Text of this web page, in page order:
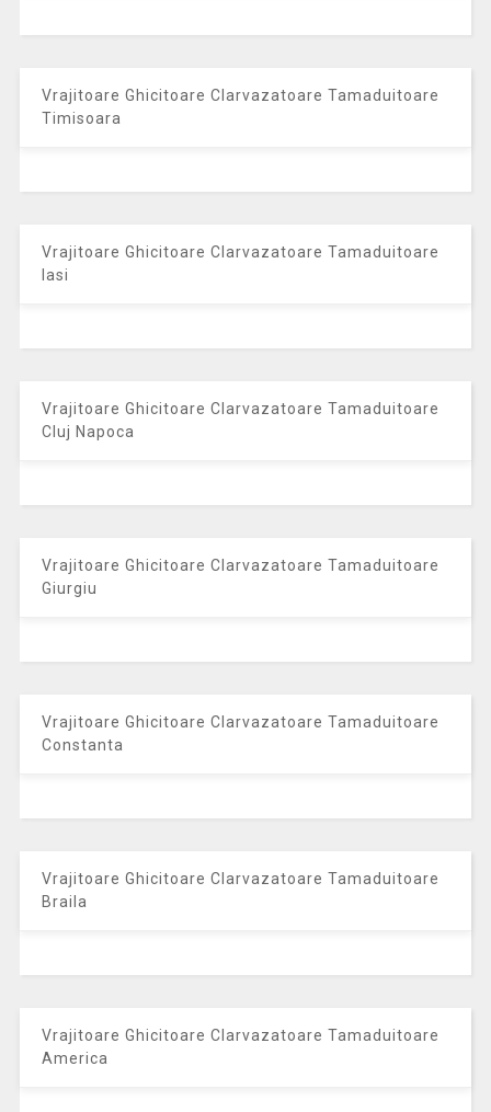
Vrajitoare Ghicitoare Clarvazatoare Tamaduitoare
Timisoara
Vrajitoare Ghicitoare Clarvazatoare Tamaduitoare
Iasi
Vrajitoare Ghicitoare Clarvazatoare Tamaduitoare
Cluj Napoca
Vrajitoare Ghicitoare Clarvazatoare Tamaduitoare
Giurgiu
Vrajitoare Ghicitoare Clarvazatoare Tamaduitoare
Constanta
Vrajitoare Ghicitoare Clarvazatoare Tamaduitoare
Braila
Vrajitoare Ghicitoare Clarvazatoare Tamaduitoare
America